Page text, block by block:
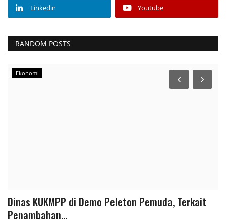
Linkedin Youtube
RANDOM POSTS
Ekonomi
Dinas KUKMPP di Demo Peleton Pemuda, Terkait
Penambahan...